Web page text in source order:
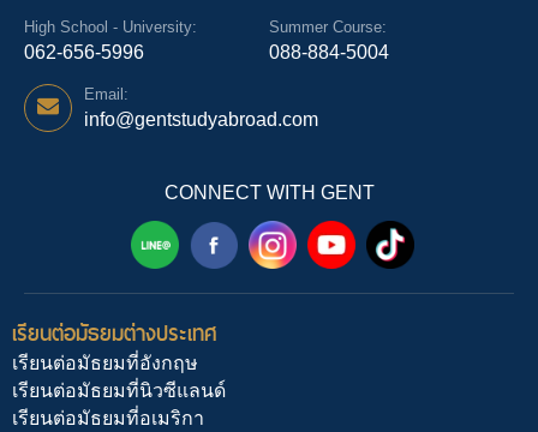
High School - University:
062-656-5996
Summer Course:
088-884-5004
Email:
info@gentstudyabroad.com
CONNECT WITH GENT
เรียนต่อมัธยมต่างประเทศ
เรียนต่อมัธยมที่อังกฤษ
เรียนต่อมัธยมที่นิวซีแลนด์
เรียนต่อมัธยมที่อเมริกา